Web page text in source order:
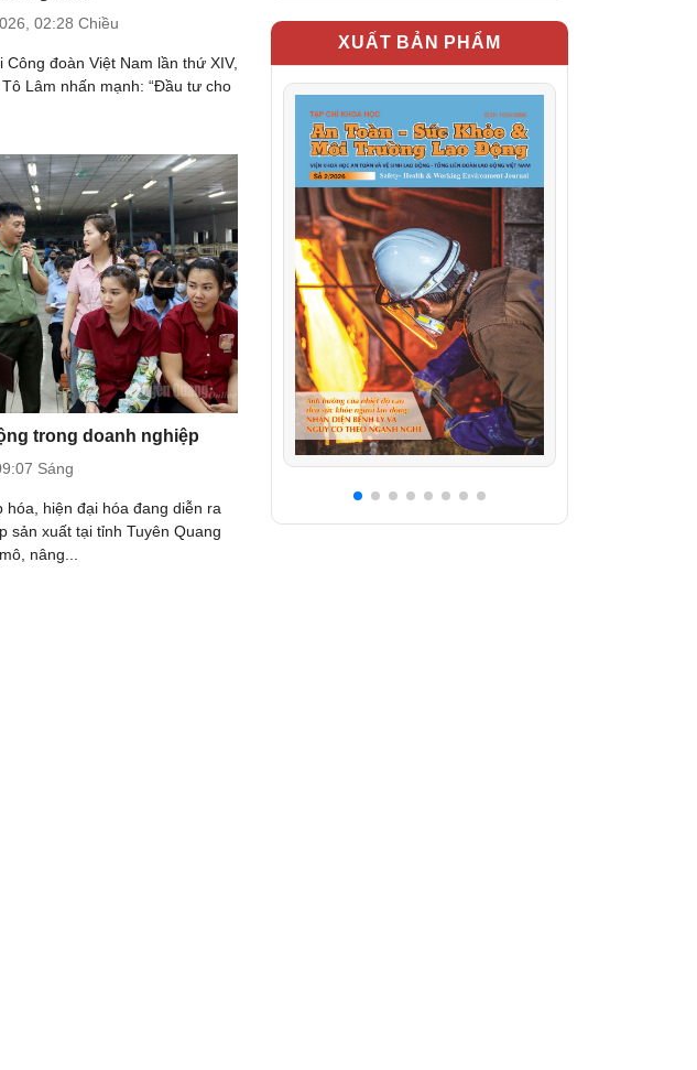
02:28 Chiều
đoàn Việt Nam lần thứ XIV,
Lâm nhấn mạnh: “Đầu tư cho
trong doanh nghiệp
Sáng
hóa, hiện đại hóa đang diễn ra
sản xuất tại tỉnh Tuyên Quang
nâng...
XUẤT BẢN PHẨM